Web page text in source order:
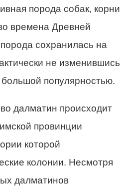
порода собак, корни
времена Древней
сохранилась на
не изменившись
популярностью.
далматин происходит
провинции
которой
колонии. Несмотря
далматинов